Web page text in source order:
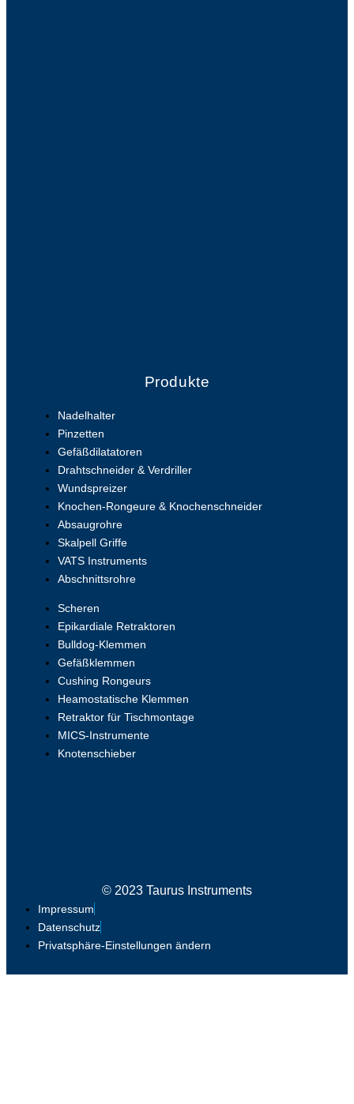
Produkte
Nadelhalter
Pinzetten
Gefäßdilatatoren
Drahtschneider & Verdriller
Wundspreizer
Knochen-Rongeure & Knochenschneider
Absaugrohre
Skalpell Griffe
VATS Instruments
Abschnittsrohre
Scheren
Epikardiale Retraktoren
Bulldog-Klemmen
Gefäßklemmen
Cushing Rongeurs
Heamostatische Klemmen
Retraktor für Tischmontage
MICS-Instrumente
Knotenschieber
© 2023 Taurus Instruments
Impressum
Datenschutz
Privatsphäre-Einstellungen ändern